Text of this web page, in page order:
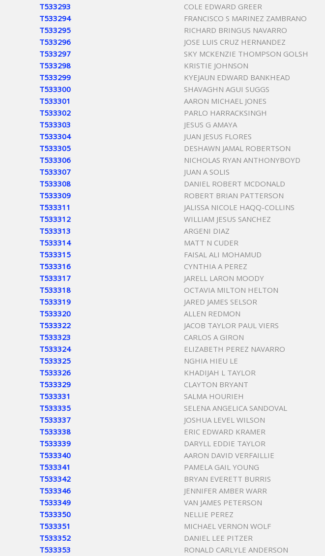
T533293
COLE EDWARD GREER
T533294
FRANCISCO S MARINEZ ZAMBRANO
T533295
RICHARD BRINGUS NAVARRO
T533296
JOSE LUIS CRUZ HERNANDEZ
T533297
SKY MCKENZIE THOMPSON GOLSH
T533298
KRISTIE JOHNSON
T533299
KYEJAUN EDWARD BANKHEAD
T533300
SHAVAGHN AGUI SUGGS
T533301
AARON MICHAEL JONES
T533302
PARLO HARRACKSINGH
T533303
JESUS G AMAYA
T533304
JUAN JESUS FLORES
T533305
DESHAWN JAMAL ROBERTSON
T533306
NICHOLAS RYAN ANTHONYBOYD
T533307
JUAN A SOLIS
T533308
DANIEL ROBERT MCDONALD
T533309
ROBERT BRIAN PATTERSON
T533311
JALISSA NICOLE HAQQ-COLLINS
T533312
WILLIAM JESUS SANCHEZ
T533313
ARGENI DIAZ
T533314
MATT N CUDER
T533315
FAISAL ALI MOHAMUD
T533316
CYNTHIA A PEREZ
T533317
JARELL LARON MOODY
T533318
OCTAVIA MILTON HELTON
T533319
JARED JAMES SELSOR
T533320
ALLEN REDMON
T533322
JACOB TAYLOR PAUL VIERS
T533323
CARLOS A GIRON
T533324
ELIZABETH PEREZ NAVARRO
T533325
NGHIA HIEU LE
T533326
KHADIJAH L TAYLOR
T533329
CLAYTON BRYANT
T533331
SALMA HOURIEH
T533335
SELENA ANGELICA SANDOVAL
T533337
JOSHUA LEVEL WILSON
T533338
ERIC EDWARD KRAMER
T533339
DARYLL EDDIE TAYLOR
T533340
AARON DAVID VERFAILLIE
T533341
PAMELA GAIL YOUNG
T533342
BRYAN EVERETT BURRIS
T533346
JENNIFER AMBER WARR
T533349
VAN JAMES PETERSON
T533350
NELLIE PEREZ
T533351
MICHAEL VERNON WOLF
T533352
DANIEL LEE PITZER
T533353
RONALD CARLYLE ANDERSON